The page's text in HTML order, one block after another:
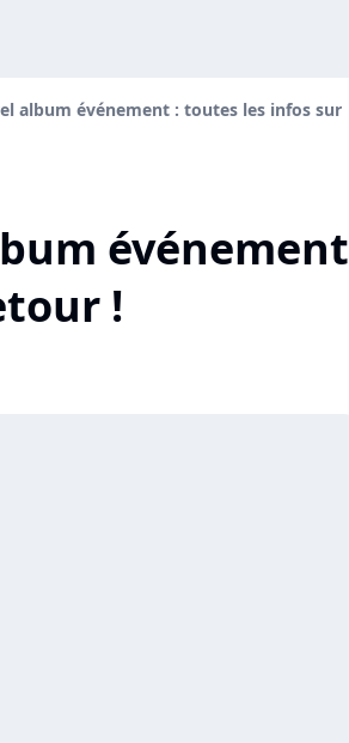
album événement : toutes les infos sur
événement
!